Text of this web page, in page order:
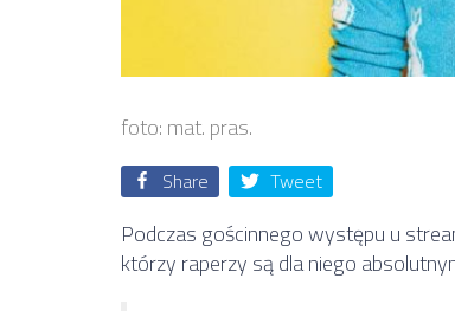
foto: mat. pras.
Share Tweet
Podczas gościnnego występu u
którzy raperzy są dla niego